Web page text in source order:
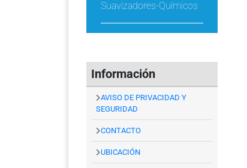
Suavizadores-Químicos
Información
AVISO DE PRIVACIDAD Y
SEGURIDAD
CONTACTO
UBICACIÓN